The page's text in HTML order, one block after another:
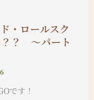
・ロールスク
？ ～パート
です！